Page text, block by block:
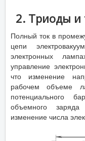
2. Триоды и
Полный ток в
цепи
электронных
управление
что изменение
рабочем объеме
потенциального
объемного
изменение числа